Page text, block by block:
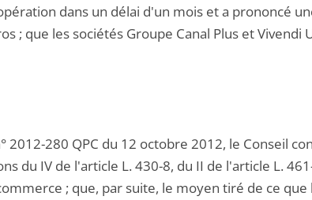
dans un délai d'un mois et a prononcé
que les sociétés Groupe Canal Plus et Vivendi
2012-280 QPC du 12 octobre 2012, le Conseil
du IV de l'article L. 430-8, du II de l'article L.
; que, par suite, le moyen tiré de ce que